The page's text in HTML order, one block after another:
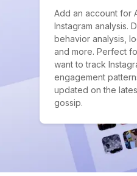
Add an account for
Instagram analysis.
behavior analysis,
and more. Perfect
want to track
engagement
updated on the
gossip.